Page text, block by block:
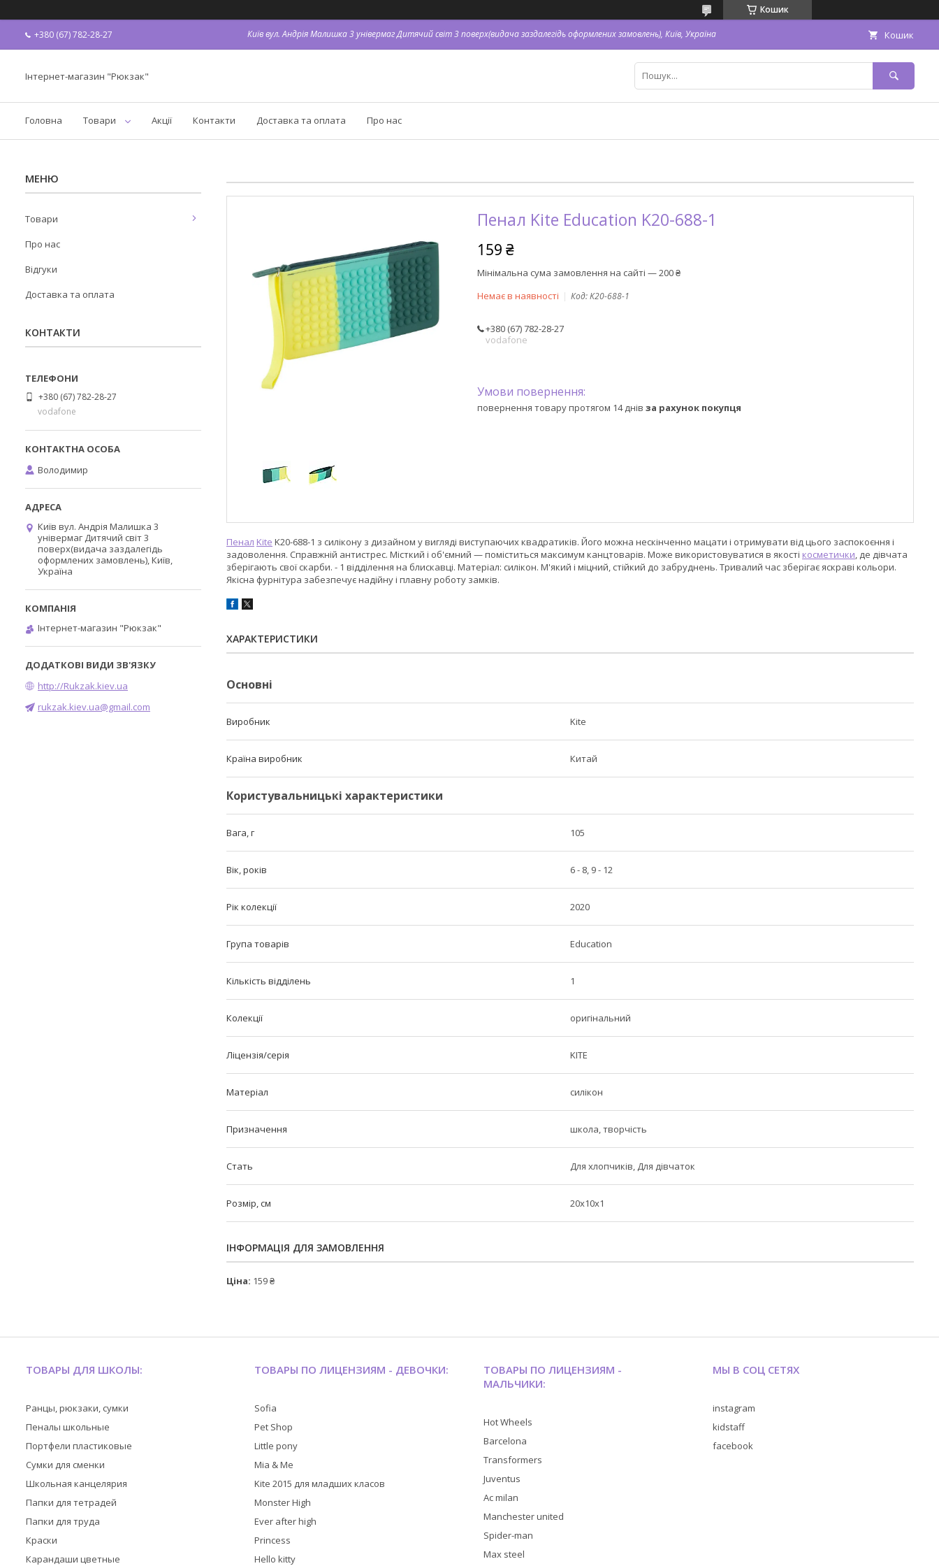
Кошик
+380 (67) 782-28-27 Київ вул. Андрія Малишка 3 універмаг Дитячий світ 3 поверх(видача заздалегідь оформлених замовлень), Київ, Україна Кошик
Інтернет-магазин "Рюкзак"
Головна Товари Акції Контакти Доставка та оплата Про нас
Пенал Kite Education K20-688-1
159 ₴
Мінімальна сума замовлення на сайті — 200 ₴
Немає в наявності
Код:K20-688-1
+380 (67) 782-28-27
vodafone
повернення товару протягом 14 днів за рахунок покупця
Пенал Kite K20-688-1 з силікону з дизайном у вигляді виступаючих квадратиків. Його можна нескінченно мацати і отримувати від цього заспокоєння і
задоволення. Справжній антистрес. Місткий і об'ємний — поміститься максимум канцтоварів. Може використовуватися в якості косметички, де дівчата
зберігають свої скарби. - 1 відділення на блискавці. Матеріал: силікон. М'який і міцний, стійкий до забруднень. Тривалий час зберігає яскраві кольори.
Якісна фурнітура забезпечує надійну і плавну роботу замків.
ХАРАКТЕРИСТИКИ
Основні
Виробник Kite
Країна виробник Китай
Користувальницькі характеристики
Вага, г 105
Вік, років 6 - 8, 9 - 12
Рік колекції 2020
Група товарів Education
Кількість відділень 1
Колекції оригінальний
Ліцензія/серія KITE
Матеріал силікон
Призначення школа, творчість
Стать Для хлопчиків, Для дівчаток
Розмір, см 20x10x1
ІНФОРМАЦІЯ ДЛЯ ЗАМОВЛЕННЯ
Ціна: 159 ₴
Товари
Про нас
Відгуки
Доставка та оплата
КОНТАКТИ
+380 (67) 782-28-27
vodafone
Володимир
Київ вул. Андрія Малишка 3
універмаг Дитячий світ 3
поверх(видача заздалегідь
оформлених замовлень), Київ,
Україна
Інтернет-магазин "Рюкзак"
http://Rukzak.kiev.ua
rukzak.kiev.ua@gmail.com
ТОВАРЫ ДЛЯ ШКОЛЫ:
Ранцы, рюкзаки, сумки
Пеналы школьные
Портфели пластиковые
Сумки для сменки
Школьная канцелярия
Папки для тетрадей
Папки для труда
Краски
Карандаши цветные
ТОВАРЫ ПО ЛИЦЕНЗИЯМ - ДЕВОЧКИ:
Sofia
Pet Shop
Little pony
Mia & Me
Kite 2015 для младших класов
Monster High
Ever after high
Princess
Hello kitty
ТОВАРЫ ПО ЛИЦЕНЗИЯМ -
МАЛЬЧИКИ:
Hot Wheels
Barcelona
Transformers
Juventus
Ac milan
Manchester united
Spider-man
Max steel
МЫ В СОЦ СЕТЯХ
instagram
kidstaff
facebook